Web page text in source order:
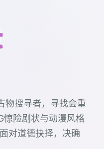
物搜寻者，寻找会重
惊险剧状与动漫风格
对道德抉择，决确